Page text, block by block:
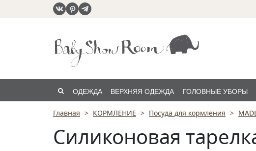
ОДЕЖДА ВЕРХНЯЯ ОДЕЖДА ГОЛОВНЫЕ УБОРЫ
РАСПРОДАЖА
Главная КОРМЛЕНИЕ Посуда для кормления
Силиконовая